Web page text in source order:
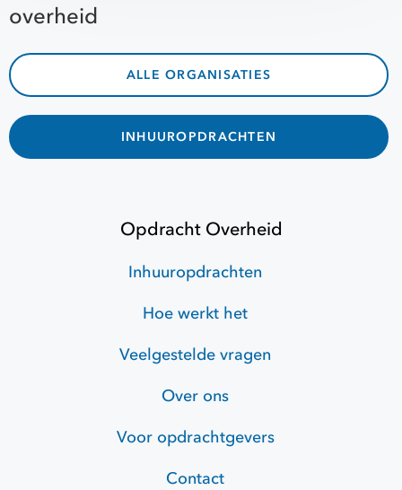
overheid
ALLE ORGANISATIES
INHUUROPDRACHTEN
Opdracht Overheid
Inhuuropdrachten
Hoe werkt het
Veelgestelde vragen
Over ons
Voor opdrachtgevers
Contact